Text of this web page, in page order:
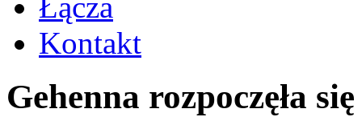
Łącza
Kontakt
Gehenna rozpoczęła